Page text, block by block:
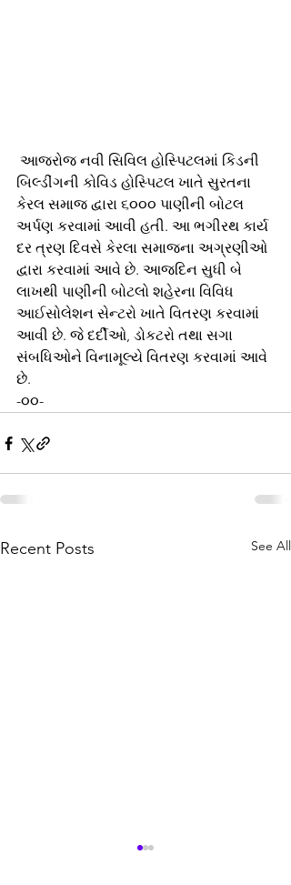
બિલ્ડીંગની કોવિડ હોસ્પિટલ ખાતે સુરતના
કેરલ સમાજ દ્વારા ૬૦૦૦ પાણીની બોટલ
અર્પણ કરવામાં આવી હતી. આ ભગીરથ કાર્ય
દર ત્રણ દિવસે કેરલા સમાજના અગ્રણીઓ
દ્વારા કરવામાં આવે છે. આજદિન સુધી બે
લાખથી પાણીની બોટલો શહેરના વિવિધ
આઈસોલેશન સેન્ટરો ખાતે વિતરણ કરવામાં
આવી છે. જે દર્દીઓ, ડોકટરો તથા સગા
સંબધિઓને વિનામૂલ્યે વિતરણ કરવામાં આવે
છે.
-૦૦-
Recent Posts See All